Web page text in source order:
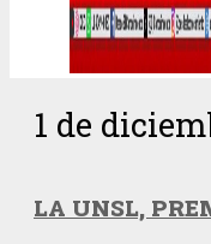
1 de
LA UNSL,